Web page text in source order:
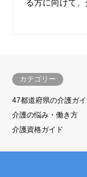
る方に向けて
カテゴリー
47都道府県の介護ガ
介護の悩み・働き方
介護資格ガイド